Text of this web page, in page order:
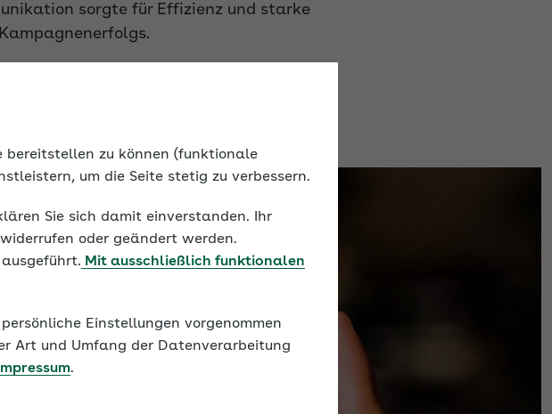
sorgte für Effizienz und starke
bereitstellen zu können (funktionale
um die Seite stetig zu verbessern.
Sie sich damit einverstanden. Ihr
oder geändert werden.
Mit ausschließlich funktionalen
Einstellungen vorgenommen
Art und Umfang der Datenverarbeitung
Impressum.